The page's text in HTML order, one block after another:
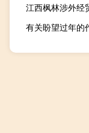
江西枫林涉外经
有关盼望过年的